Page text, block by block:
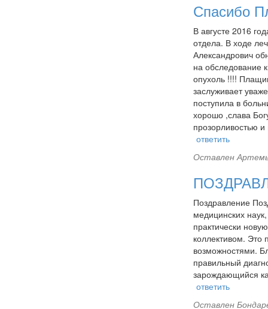
Спасибо
В августе 2016
отдела. В ходе
Александрович
на обследование
опухоль !!!!
заслуживает
поступила в
хорошо ,слава
прозорливостью
ответить
Оставлен
Поздравление
медицинских
практически
коллективом. Это
возможностями.
правильный
зарождающийся
ответить
Оставлен